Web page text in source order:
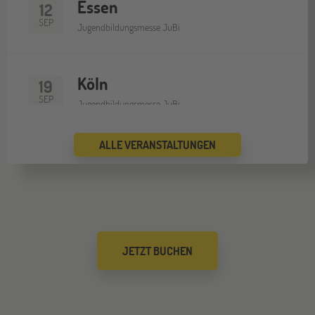
12
SEP
Essen
Jugendbildungsmesse JuBi
19
SEP
Köln
Jugendbildungsmesse JuBi
Bremen
Düsseldorf
Jugendbildungsmesse JuBi
ALLE VERANSTALTUNGEN
JETZT BUCHEN